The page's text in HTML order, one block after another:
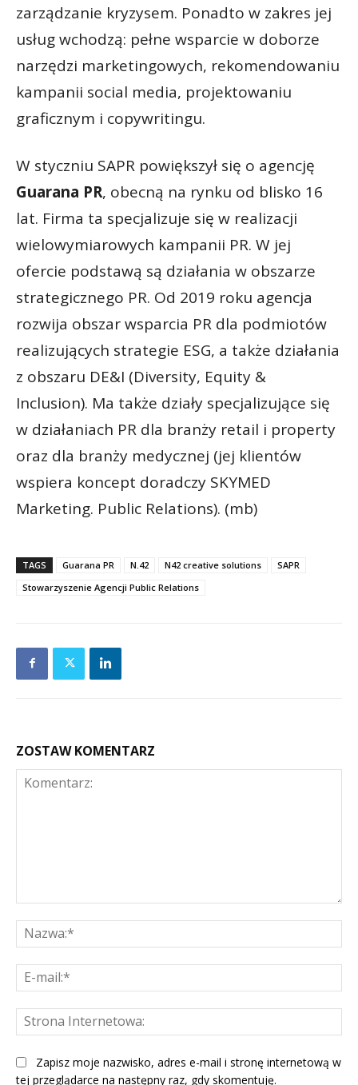
zarządzanie kryzysem. Ponadto w zakres jej
usług wchodzą: pełne wsparcie w doborze
narzędzi marketingowych, rekomendowaniu
kampanii social media, projektowaniu
graficznym i copywritingu.
W styczniu SAPR powiększył się o agencję
Guarana PR, obecną na rynku od blisko 16
lat. Firma ta specjalizuje się w realizacji
wielowymiarowych kampanii PR. W jej
ofercie podstawą są działania w obszarze
strategicznego PR. Od 2019 roku agencja
rozwija obszar wsparcia PR dla podmiotów
realizujących strategie ESG, a także działania
z obszaru DE&I (Diversity, Equity &
Inclusion). Ma także działy specjalizujące się
w działaniach PR dla branży retail i property
oraz dla branży medycznej (jej klientów
wspiera koncept doradczy SKYMED
Marketing. Public Relations). (mb)
TAGS Guarana PR N.42 N42 creative solutions
SAPR
Stowarzyszenie Agencji Public Relations
ZOSTAW KOMENTARZ
Zapisz moje nazwisko, adres e-mail i stronę internetową w
tej przeglądarce na następny raz, gdy skomentuję.